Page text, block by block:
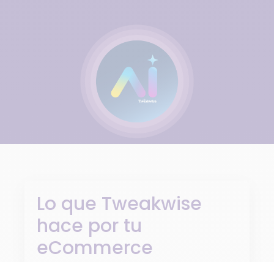
Lo que Tweakwise
hace por tu
eCommerce